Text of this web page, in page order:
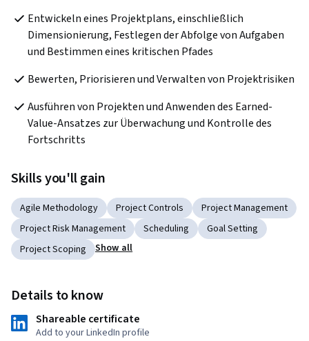
Entwickeln eines Projektplans, einschließlich
Dimensionierung, Festlegen der Abfolge von Aufgaben
und Bestimmen eines kritischen Pfades
Bewerten, Priorisieren und Verwalten von Projektrisiken
Ausführen von Projekten und Anwenden des Earned-
Value-Ansatzes zur Überwachung und Kontrolle des
Fortschritts
Skills you'll gain
Agile Methodology Project Controls
Project Management
Project Risk Management
Scheduling
Goal Setting
Project Scoping
Show all
Details to know
Shareable certificate
Add to your LinkedIn profile